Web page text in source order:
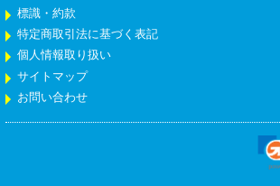
標識・約款
特定商取引法に基づく表記
個人情報取り扱い
サイトマップ
お問い合わせ